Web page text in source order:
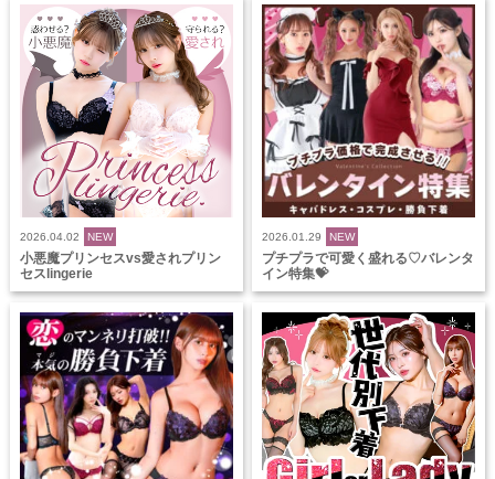
2026.04.02 NEW
小悪魔プリンセスvs愛されプリン
セスlingerie
2026.01.29 NEW
プチプラで可愛く盛れる♡バレンタ
イン特集💝